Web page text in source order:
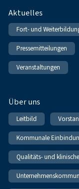
Fußnavigation
Aktuelles
Fort- und
Pressemitteilungen
Veranstaltungen
Über uns
Leitbild
Kommunale
Qualitäts- und